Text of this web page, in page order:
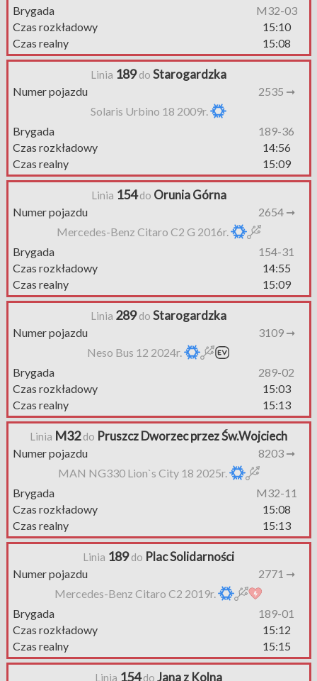
Brygada
M32-03
Czas rozkładowy
15:10
Czas realny
15:08
Linia 189do Starogardzka
Numer pojazdu
2535 ➞
Solaris Urbino 18 2009r.
Brygada
189-36
Czas rozkładowy
14:56
Czas realny
15:09
Linia 154do Orunia Górna
Numer pojazdu
2654 ➞
Mercedes-Benz Citaro C2 G 2016r.
Brygada
154-31
Czas rozkładowy
14:55
Czas realny
15:09
Linia 289do Starogardzka
Numer pojazdu
3109 ➞
Neso Bus 12 2024r.
Brygada
289-02
Czas rozkładowy
15:03
Czas realny
15:13
Linia M32do Pruszcz Dworzec przez Św.Wojciech
Numer pojazdu
8203 ➞
MAN NG330 Lion`s City 18 2025r.
Brygada
M32-11
Czas rozkładowy
15:08
Czas realny
15:13
Linia 189do Plac Solidarności
Numer pojazdu
2771 ➞
Mercedes-Benz Citaro C2 2019r.
Brygada
189-01
Czas rozkładowy
15:12
Czas realny
15:15
Linia 154do Jana z Kolna